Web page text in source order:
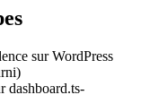
sur WordPress
dashboard.ts-